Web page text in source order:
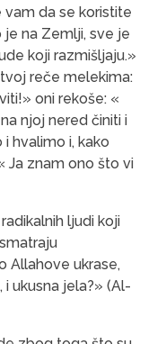
vam da se koristite
na Zemlji, sve je
koji razmišljaju.»
reče melekima:
oni rekoše: «
njoj nered činiti i
hvalimo i, kako
Ja znam ono što vi
ljudi koji
Allahove ukrase,
ukusna jela?» (Al-